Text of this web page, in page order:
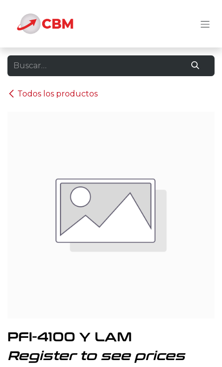
Todos los productos
PFI-4100 Y LAM
Register to see prices